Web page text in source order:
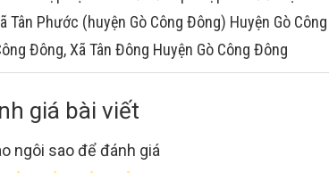
Tân Phước (huyện Gò Công Đông) Huyện Gò Công
Đông, Xã Tân Đông Huyện Gò Công Đông
giá bài viết
ngôi sao để đánh giá